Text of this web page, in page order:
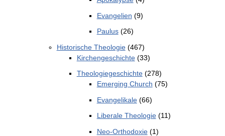
Evangelien (9)
Paulus(26)
Historische Theologie(467)
Kirchengeschichte(33)
Theologiegeschichte(278)
Emerging Church (75)
Evangelikale(66)
Liberale Theologie(11)
Neo-Orthodoxie(1)